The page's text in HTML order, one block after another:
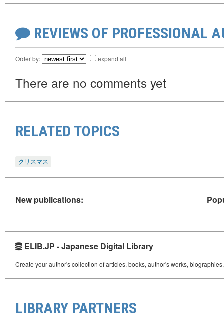
REVIEWS OF PROFESSIONAL
Order by: expand all
There are no comments yet
RELATED TOPICS
クリスマス
New publications:
ELIB.JP - Japanese Digital Library
Create your author's collection of articles, books, author's works,
LIBRARY PARTNERS